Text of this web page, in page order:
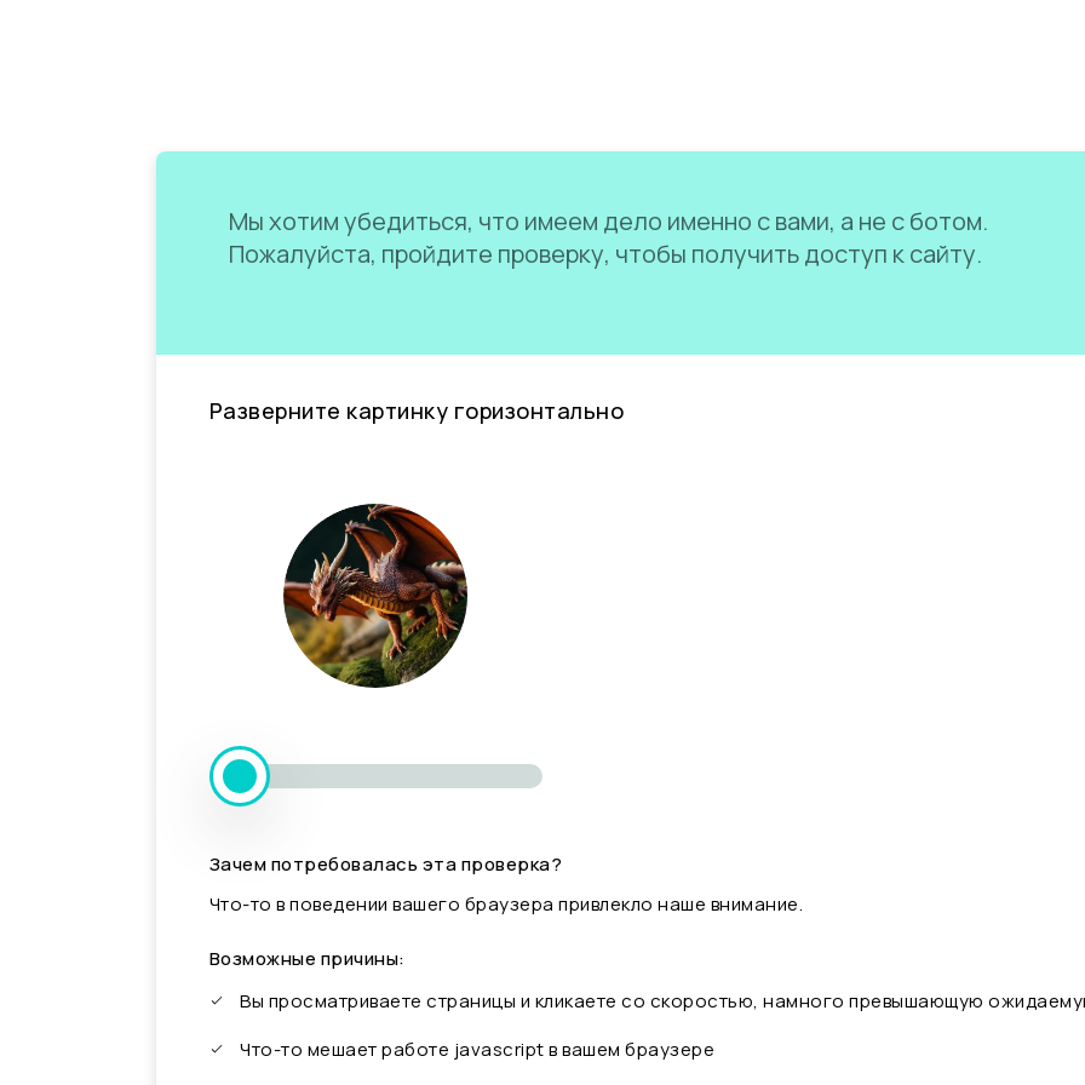
Мы хотим убедиться, что имеем дело именно с вами, а не с ботом.
Пожалуйста, пройдите проверку, чтобы получить доступ к сайту.
Разверните картинку горизонтально
Зачем потребовалась эта проверка?
Что-то в поведении вашего браузера привлекло наше внимание.
Возможные причины:
Вы просматриваете страницы и кликаете со скоростью, намного превышающую
Что-то мешает работе javascript в вашем браузере